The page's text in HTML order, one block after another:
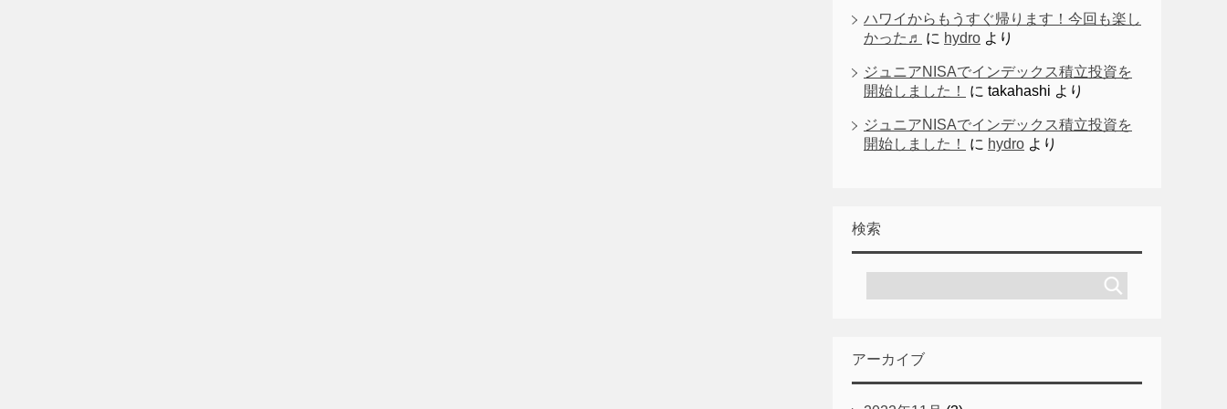
ハワイからもうすぐ帰ります！今回も楽し
かった♬
に hydro より
ジュニアNISAでインデックス積立投資を
開始しました！
に takahashi より
ジュニアNISAでインデックス積立投資を
開始しました！
に hydro より
検索
アーカイブ